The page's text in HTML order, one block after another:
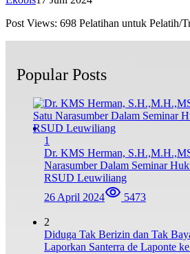
Post Views: 698 Pelatihan untuk Pelatih/
Popular Posts
1
Dr. KMS Herman,
Narasumber Dalam Seminar
RSUD Leuwiliang
26 April 2024
5473
2
Diduga Tak Berizin dan Tak
Laporkan Santerra de Laponte